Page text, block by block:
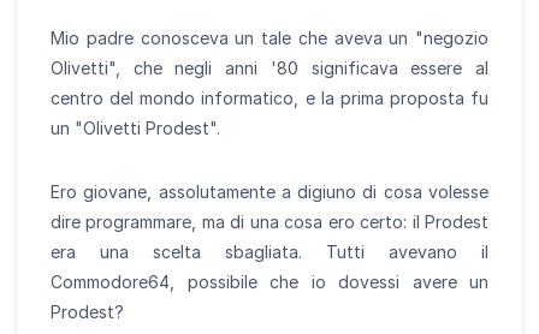
Mio padre conosceva un tale che aveva un "negozio
Olivetti", che negli anni '80 significava essere al
centro del mondo informatico, e la prima proposta fu
un "Olivetti Prodest".
Ero giovane, assolutamente a digiuno di cosa volesse
dire programmare, ma di una cosa ero certo: il Prodest
era una scelta sbagliata. Tutti avevano il
Commodore64, possibile che io dovessi avere un
Prodest?